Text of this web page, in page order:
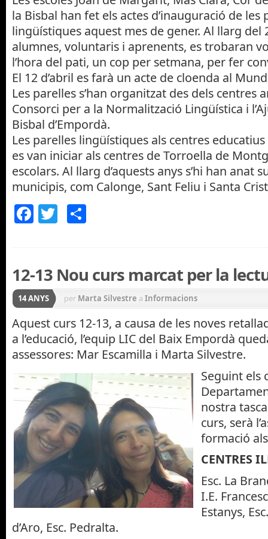
la Bisbal han fet els actes d’inauguració de les
lingüístiques aquest mes de gener. Al llarg del
alumnes, voluntaris i aprenents, es trobaran
l’hora del pati, un cop per setmana, per fer
El 12 d’abril es farà un acte de cloenda al
Les parelles s’han organitzat des dels centres
Consorci per a la Normalització Lingüística i
Bisbal d’Empordà.
Les parelles lingüístiques als centres
es van iniciar als centres de Torroella de
escolars. Al llarg d’aquests anys s’hi han anat
municipis, com Calonge, Sant Feliu i Santa
Facebook
Twitter
12-13 Nou curs marcat per la
14 ANYS per Marta Silvestre a Informacions
Aquest curs 12-13, a causa de les noves
a l’educació, l’equip LIC del Baix Empordà
assessores: Mar Escamilla i Marta Silvestre.
Seguint els
nostra
curs, serà
formació
CENTRES
Esc. La
I.E.
Estanys,
d’Aro, Esc. Pedralta.